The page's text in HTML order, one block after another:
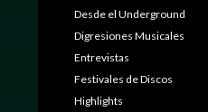
Desde el Underground
Digresiones Musicales
Entrevistas
Festivales de Discos
Highlights